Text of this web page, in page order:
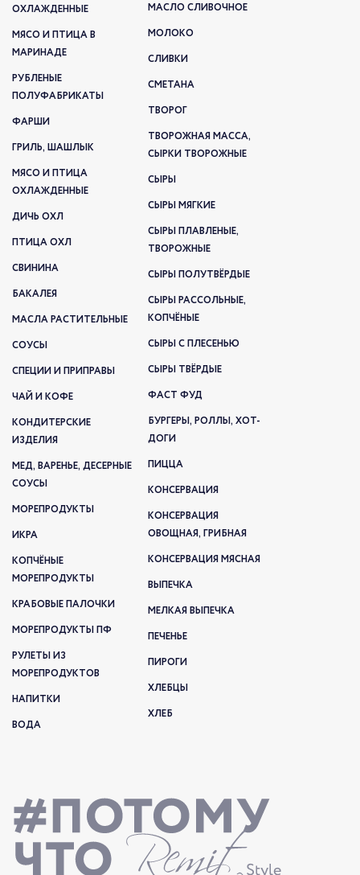
ОХЛАЖДЕННЫЕ
МЯСО И ПТИЦА В
МАРИНАДЕ
РУБЛЕНЫЕ
ПОЛУФАБРИКАТЫ
ФАРШИ
ГРИЛЬ, ШАШЛЫК
МЯСО И ПТИЦА
ОХЛАЖДЕННЫЕ
ДИЧЬ ОХЛ
ПТИЦА ОХЛ
СВИНИНА
БАКАЛЕЯ
МАСЛА РАСТИТЕЛЬНЫЕ
СОУСЫ
СПЕЦИИ И ПРИПРАВЫ
ЧАЙ И КОФЕ
КОНДИТЕРСКИЕ
ИЗДЕЛИЯ
МЕД, ВАРЕНЬЕ, ДЕСЕРНЫЕ
СОУСЫ
МОРЕПРОДУКТЫ
ИКРА
КОПЧЁНЫЕ
МОРЕПРОДУКТЫ
КРАБОВЫЕ ПАЛОЧКИ
МОРЕПРОДУКТЫ ПФ
РУЛЕТЫ ИЗ
МОРЕПРОДУКТОВ
НАПИТКИ
ВОДА
МАСЛО СЛИВОЧНОЕ
МОЛОКО
СЛИВКИ
СМЕТАНА
ТВОРОГ
ТВОРОЖНАЯ МАССА,
СЫРКИ ТВОРОЖНЫЕ
СЫРЫ
СЫРЫ МЯГКИЕ
СЫРЫ ПЛАВЛЕНЫЕ,
ТВОРОЖНЫЕ
СЫРЫ ПОЛУТВЁРДЫЕ
СЫРЫ РАССОЛЬНЫЕ,
КОПЧЁНЫЕ
СЫРЫ С ПЛЕСЕНЬЮ
СЫРЫ ТВЁРДЫЕ
ФАСТ ФУД
БУРГЕРЫ, РОЛЛЫ, ХОТ-
ДОГИ
ПИЦЦА
КОНСЕРВАЦИЯ
КОНСЕРВАЦИЯ
ОВОЩНАЯ, ГРИБНАЯ
КОНСЕРВАЦИЯ МЯСНАЯ
ВЫПЕЧКА
МЕЛКАЯ ВЫПЕЧКА
ПЕЧЕНЬЕ
ПИРОГИ
ХЛЕБЦЫ
ХЛЕБ